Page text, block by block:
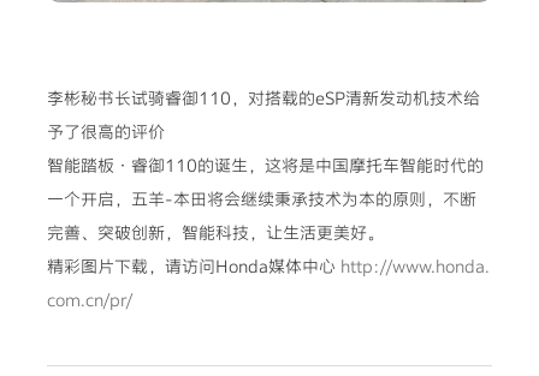
李彬秘书长试骑睿御110，对搭载的eSP清新发动机技术给
予了很高的评价
智能踏板·睿御110的诞生，这将是中国摩托车智能时代的
一个开启，五羊-本田将会继续秉承技术为本的原则，不断
完善、突破创新，智能科技，让生活更美好。
精彩图片下载，请访问Honda媒体中心 http://www.honda.
com.cn/pr/